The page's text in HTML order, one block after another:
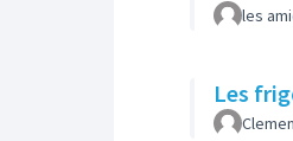
les
Les